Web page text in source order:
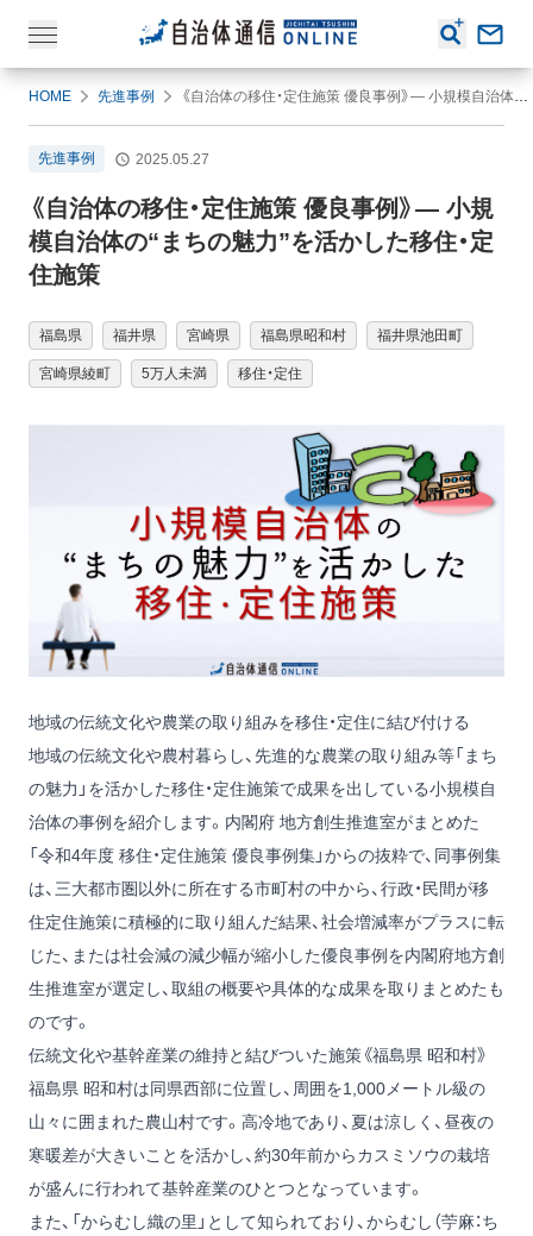
HOME 先進事例 《自治体の移住・定住施策 優良事例》― 小規模自治体の“まちの魅力”を活かした移住・定住施策
先進事例 2025.05.27
《自治体の移住・定住施策 優良事例》― 小規
模自治体の“まちの魅力”を活かした移住・定
住施策
福島県 福井県 宮崎県 福島県昭和村 福井県池田町
宮崎県綾町 5万人未満 移住・定住
地域の伝統文化や農業の取り組みを移住・定住に結び付ける
地域の伝統文化や農村暮らし、先進的な農業の取り組み等「まち
の魅力」を活かした移住・定住施策で成果を出している小規模自
治体の事例を紹介します。内閣府 地方創生推進室がまとめた
「令和4年度 移住・定住施策 優良事例集」からの抜粋で、同事例集
は、三大都市圏以外に所在する市町村の中から、行政・民間が移
住定住施策に積極的に取り組んだ結果、社会増減率がプラスに転
じた、または社会減の減少幅が縮小した優良事例を内閣府地方創
生推進室が選定し、取組の概要や具体的な成果を取りまとめたも
のです。
伝統文化や基幹産業の維持と結びついた施策《福島県 昭和村》
福島県 昭和村は同県西部に位置し、周囲を1,000メートル級の
山々に囲まれた農山村です。高冷地であり、夏は涼しく、昼夜の
寒暖差が大きいことを活かし、約30年前からカスミソウの栽培
が盛んに行われて基幹産業のひとつとなっています。
また、「からむし織の里」として知られており、からむし（苧麻：ち